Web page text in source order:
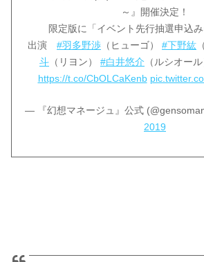
～』開催決定！
限定版に「イベント先行抽選申込み
出演 #羽多野渉 （ヒューゴ） #下野紘
斗 （リヨン） #白井悠介 （ルシオー
https://t.co/CbOLCaKenb
— 『幻想マネージュ』公式
2019